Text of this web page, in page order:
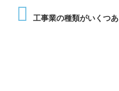
工事業の種類がいくつ